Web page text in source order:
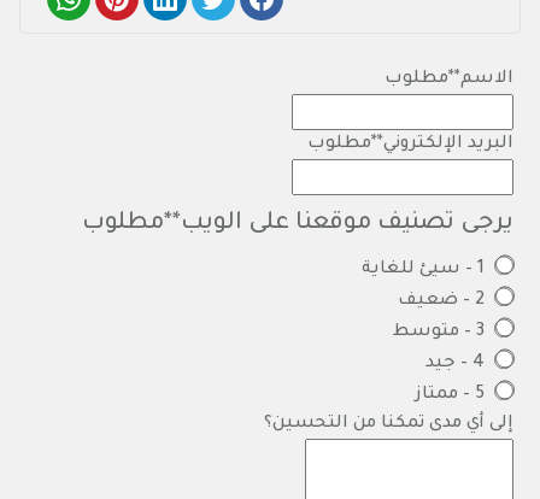
الاسم**مطلوب
البريد الإلكتروني**مطلوب
يرجى تصنيف موقعنا على الويب**مطلوب
1 – سيئ للغاية
2 – ضعيف
3 – متوسط
4 – جيد
5 – ممتاز
إلى أي مدى تمكنا من التحسين؟